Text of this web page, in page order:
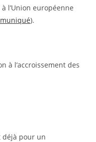
l’Union européenne
).
à l’accroissement des
déjà pour un